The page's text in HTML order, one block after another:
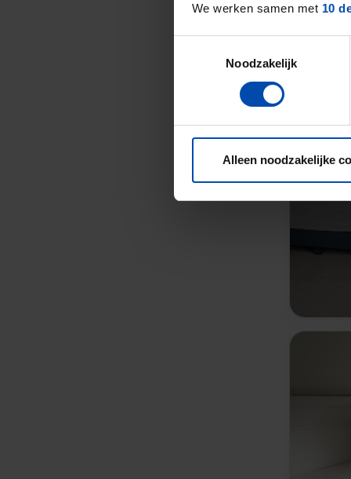
We werken samen met 10
Noodzakelijk
Alleen noodzakelijke